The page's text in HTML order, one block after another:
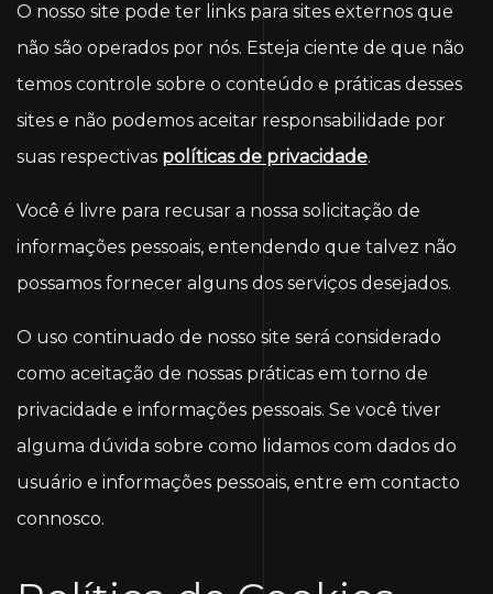
O nosso site pode ter links para sites externos que
não são operados por nós. Esteja ciente de que não
temos controle sobre o conteúdo e práticas desses
sites e não podemos aceitar responsabilidade por
suas respectivas políticas de privacidade.
Você é livre para recusar a nossa solicitação de
informações pessoais, entendendo que talvez não
possamos fornecer alguns dos serviços desejados.
O uso continuado de nosso site será considerado
como aceitação de nossas práticas em torno de
privacidade e informações pessoais. Se você tiver
alguma dúvida sobre como lidamos com dados do
usuário e informações pessoais, entre em contacto
connosco.